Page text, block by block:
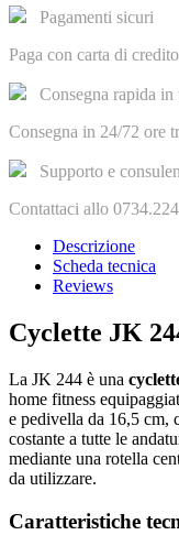
Pagamenti sicuri
Paga con carta di
Consegna rapida in
Consegna in 24/72 ore
Supporto e
Contattaci allo
Descrizione
Scheda tecnica
Reviews
Cyclette JK
La JK 244 è una
home fitness
e pedivella da 16,5 cm,
costante a tutte le
mediante una rotella
da utilizzare.
Caratteristiche